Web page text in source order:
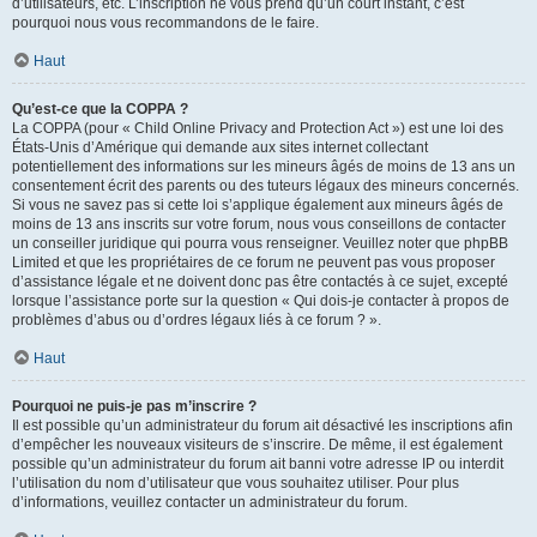
d’utilisateurs, etc. L’inscription ne vous prend qu’un court instant, c’est
pourquoi nous vous recommandons de le faire.
Haut
Qu’est-ce que la COPPA ?
La COPPA (pour « Child Online Privacy and Protection Act ») est une loi des
États-Unis d’Amérique qui demande aux sites internet collectant
potentiellement des informations sur les mineurs âgés de moins de 13 ans un
consentement écrit des parents ou des tuteurs légaux des mineurs concernés.
Si vous ne savez pas si cette loi s’applique également aux mineurs âgés de
moins de 13 ans inscrits sur votre forum, nous vous conseillons de contacter
un conseiller juridique qui pourra vous renseigner. Veuillez noter que phpBB
Limited et que les propriétaires de ce forum ne peuvent pas vous proposer
d’assistance légale et ne doivent donc pas être contactés à ce sujet, excepté
lorsque l’assistance porte sur la question « Qui dois-je contacter à propos de
problèmes d’abus ou d’ordres légaux liés à ce forum ? ».
Haut
Pourquoi ne puis-je pas m’inscrire ?
Il est possible qu’un administrateur du forum ait désactivé les inscriptions afin
d’empêcher les nouveaux visiteurs de s’inscrire. De même, il est également
possible qu’un administrateur du forum ait banni votre adresse IP ou interdit
l’utilisation du nom d’utilisateur que vous souhaitez utiliser. Pour plus
d’informations, veuillez contacter un administrateur du forum.